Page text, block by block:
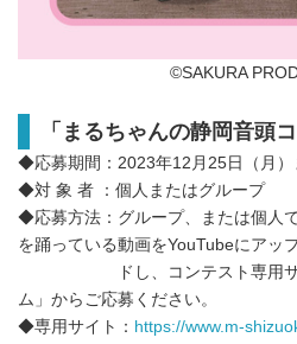
©SAKURA
「まるちゃんの静岡音頭
◆応募期間：2023年12月25日（月）
◆対 象 者 ：個人またはグループ
◆応募方法：グループ、または個人
を踊っている動画をYouTubeにアッ
ドし、コンテスト専用サイ
ム」からご応募ください。
◆専用サイト： https://www.m-